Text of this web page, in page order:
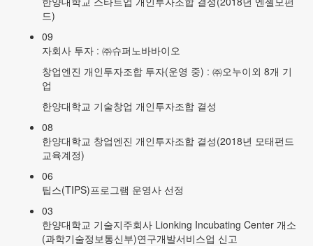
드)
09
자회사 투자 : ㈜슈퍼노바바이오
창업엔진 개인투자조합 투자(운영 중) : ㈜오누이외 8개 기
업
한양대학교 기술창업 개인투자조합 결성
08
한양대학교 창업엔진 개인투자조합 결성(2018년 모태펀드
교육계정)
06
팁스(TIPS)프로그램 운영사 선정
03
한양대학교 기술지주회사 Lionking Incubating Center 개소
(과학기술정보통신부)연구개발서비스업 신고